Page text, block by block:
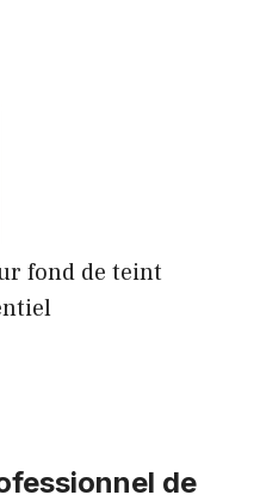
fond de teint
de